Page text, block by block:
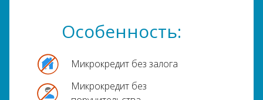
Особенность:
Микрокредит без залога
Микрокредит без